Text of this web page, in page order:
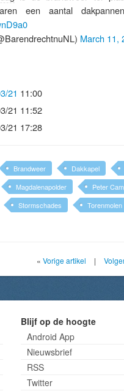
een aantal
March 11,
21 11:00
21 11:52
21 17:28
Brandweer Dakkapel
Magdalenapolder Peter
Stormschades Torenmolen
« Vorige artikel |
Blijf op de hoogte
Android App
Nieuwsbrief
RSS
Twitter